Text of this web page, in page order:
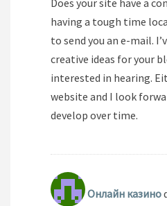
Does your site have a
having a tough time
to send you an e-mail.
creative ideas for your
interested in hearing.
website and I look
develop over time.
Онлайн казино